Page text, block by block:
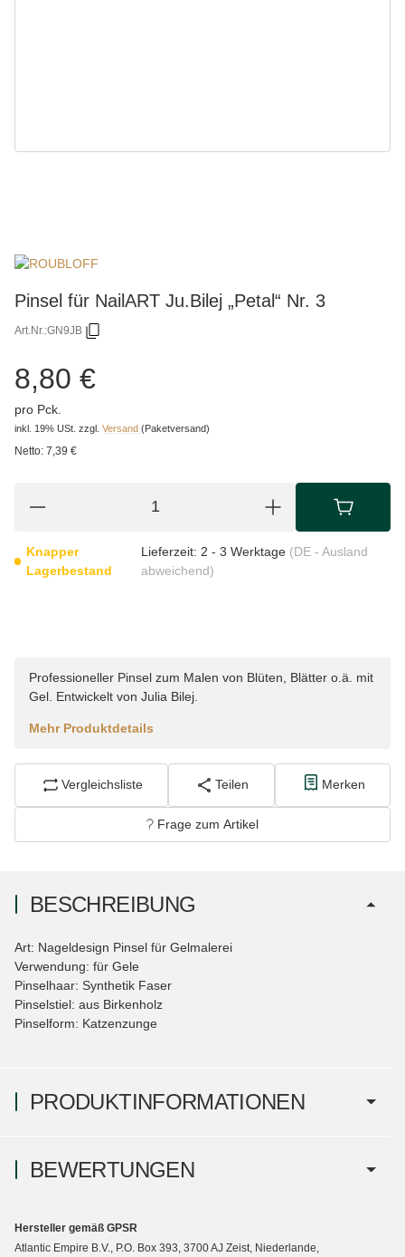
Pinsel für NailART Ju.Bilej „Petal“ Nr. 3
Art.Nr.:GN9JB
8,80 €
pro Pck.
inkl. 19% USt. zzgl. Versand (Paketversand)
Netto: 7,39 €
Knapper
Lagerbestand
Lieferzeit: 2 - 3 Werktage (DE - Ausland
abweichend)
Professioneller Pinsel zum Malen von Blüten, Blätter o.ä. mit
Gel. Entwickelt von Julia Bilej.
Mehr Produktdetails
Vergleichsliste Teilen Merken
Frage zum Artikel
PRODUKTINFORMATIONEN
BESCHREIBUNG
Art: Nageldesign Pinsel für Gelmalerei
Verwendung: für Gele
Pinselhaar: Synthetik Faser
Pinselstiel: aus Birkenholz
Pinselform: Katzenzunge
BEWERTUNGEN
Hersteller gemäß GPSR
Atlantic Empire B.V., P.O. Box 393, 3700 AJ Zeist, Niederlande,